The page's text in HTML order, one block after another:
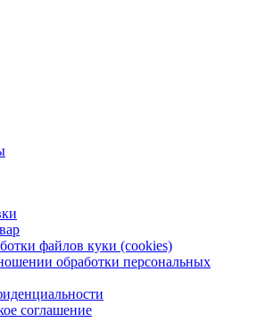
файлов куки (cookies)
обработки персональных
соглашение